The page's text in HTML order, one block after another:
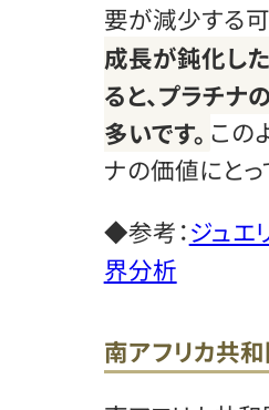
要が減少する
成長が鈍化し
ると、プラチ
多いです。 この
ナの価値にと
◆参考：ジュエ
界分析
南アフリカ共